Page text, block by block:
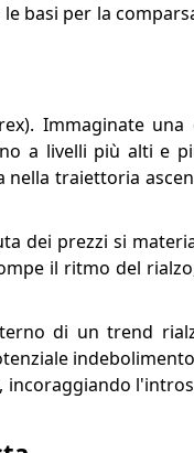
basi per la
Immaginate
a livelli più alti e
traiettoria
dei prezzi si
il ritmo del
di un trend